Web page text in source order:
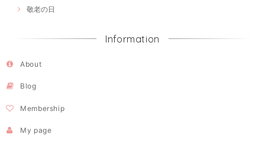
敬老の日
Information
About
Blog
Membership
My page